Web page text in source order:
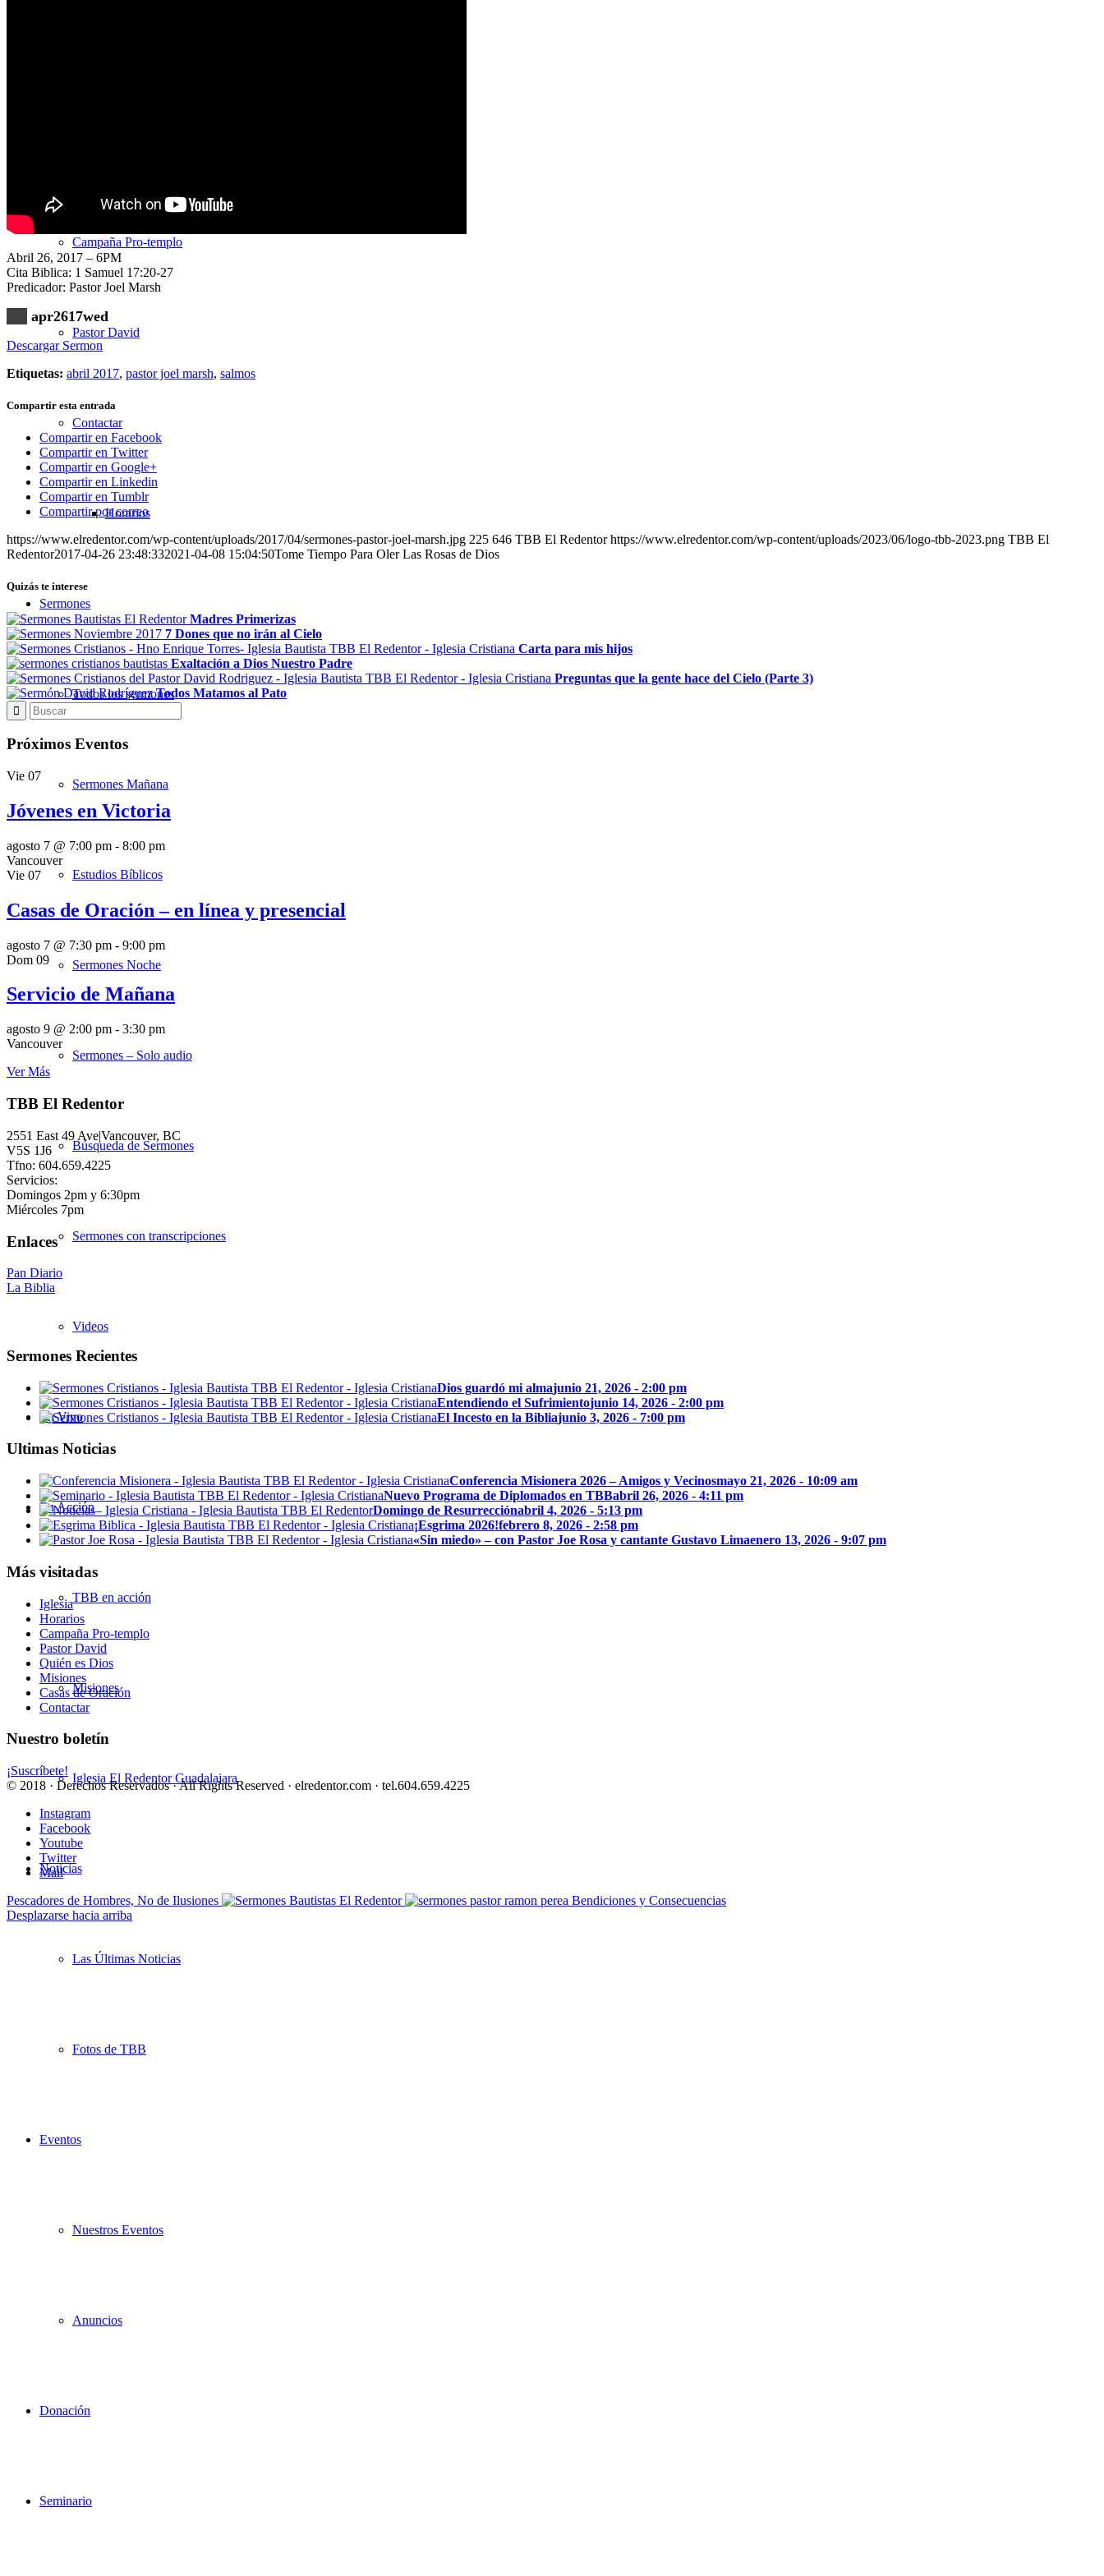
Campaña Pro-templo
Pastor David
Contactar
Horarios
Sermones
Todos los sermones
Sermones Mañana
Estudios Bíblicos
Sermones Noche
Sermones – Solo audio
Búsqueda de Sermones
Sermones con transcripciones
Videos
En Vivo
En Acción
TBB en acción
Misiones
Iglesia El Redentor Guadalajara
Noticias
Las Últimas Noticias
Fotos de TBB
Eventos
Nuestros Eventos
Anuncios
Donación
Seminario
Abril 26, 2017 – 6PM
Cita Biblica: 1 Samuel 17:20-27
Predicador: Pastor Joel Marsh
apr2617wed
Descargar Sermon
Etiquetas: abril 2017, pastor joel marsh, salmos
Compartir esta entrada
Compartir en Facebook
Compartir en Twitter
Compartir en Google+
Compartir en Linkedin
Compartir en Tumblr
Compartir por correo
https://www.elredentor.com/wp-content/uploads/2017/04/sermones-pastor-joel-marsh.jpg 225 646 TBB El Redentor https://www.elredentor.com/wp-content/uploads/2023/06/logo-tbb-2023.png TBB El
Redentor2017-04-26 23:48:332021-04-08 15:04:50Tome Tiempo Para Oler Las Rosas de Dios
Quizás te interese
Madres Primerizas
7 Dones que no irán al Cielo
Carta para mis hijos
Exaltación a Dios Nuestro Padre
Preguntas que la gente hace del Cielo (Parte 3)
Todos Matamos al Pato
Próximos Eventos
Vie 07
Jóvenes en Victoria
agosto 7 @ 7:00 pm - 8:00 pm
Vancouver
Vie 07
Casas de Oración – en línea y presencial
agosto 7 @ 7:30 pm - 9:00 pm
Dom 09
Servicio de Mañana
agosto 9 @ 2:00 pm - 3:30 pm
Vancouver
Ver Más
TBB El Redentor
2551 East 49 Ave|Vancouver, BC
V5S 1J6
Tfno: 604.659.4225
Servicios:
Domingos 2pm y 6:30pm
Miércoles 7pm
Enlaces
Pan Diario
La Biblia
Sermones Recientes
Dios guardó mi almajunio 21, 2026 - 2:00 pm
Entendiendo el Sufrimientojunio 14, 2026 - 2:00 pm
El Incesto en la Bibliajunio 3, 2026 - 7:00 pm
Ultimas Noticias
Conferencia Misionera 2026 – Amigos y Vecinosmayo 21, 2026 - 10:09 am
Nuevo Programa de Diplomados en TBBabril 26, 2026 - 4:11 pm
Domingo de Resurrecciónabril 4, 2026 - 5:13 pm
¡Esgrima 2026!febrero 8, 2026 - 2:58 pm
«Sin miedo» – con Pastor Joe Rosa y cantante Gustavo Limaenero 13, 2026 - 9:07 pm
Más visitadas
Iglesia
Horarios
Campaña Pro-templo
Pastor David
Quién es Dios
Misiones
Casas de Oración
Contactar
Nuestro boletín
¡Suscríbete!
© 2018 · Derechos Reservados · All Rights Reserved · elredentor.com · tel.604.659.4225
Instagram
Facebook
Youtube
Twitter
Mail
Pescadores de Hombres, No de Ilusiones
Bendiciones y Consecuencias
Desplazarse hacia arriba